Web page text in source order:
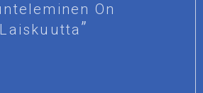
On
Laiskuutta